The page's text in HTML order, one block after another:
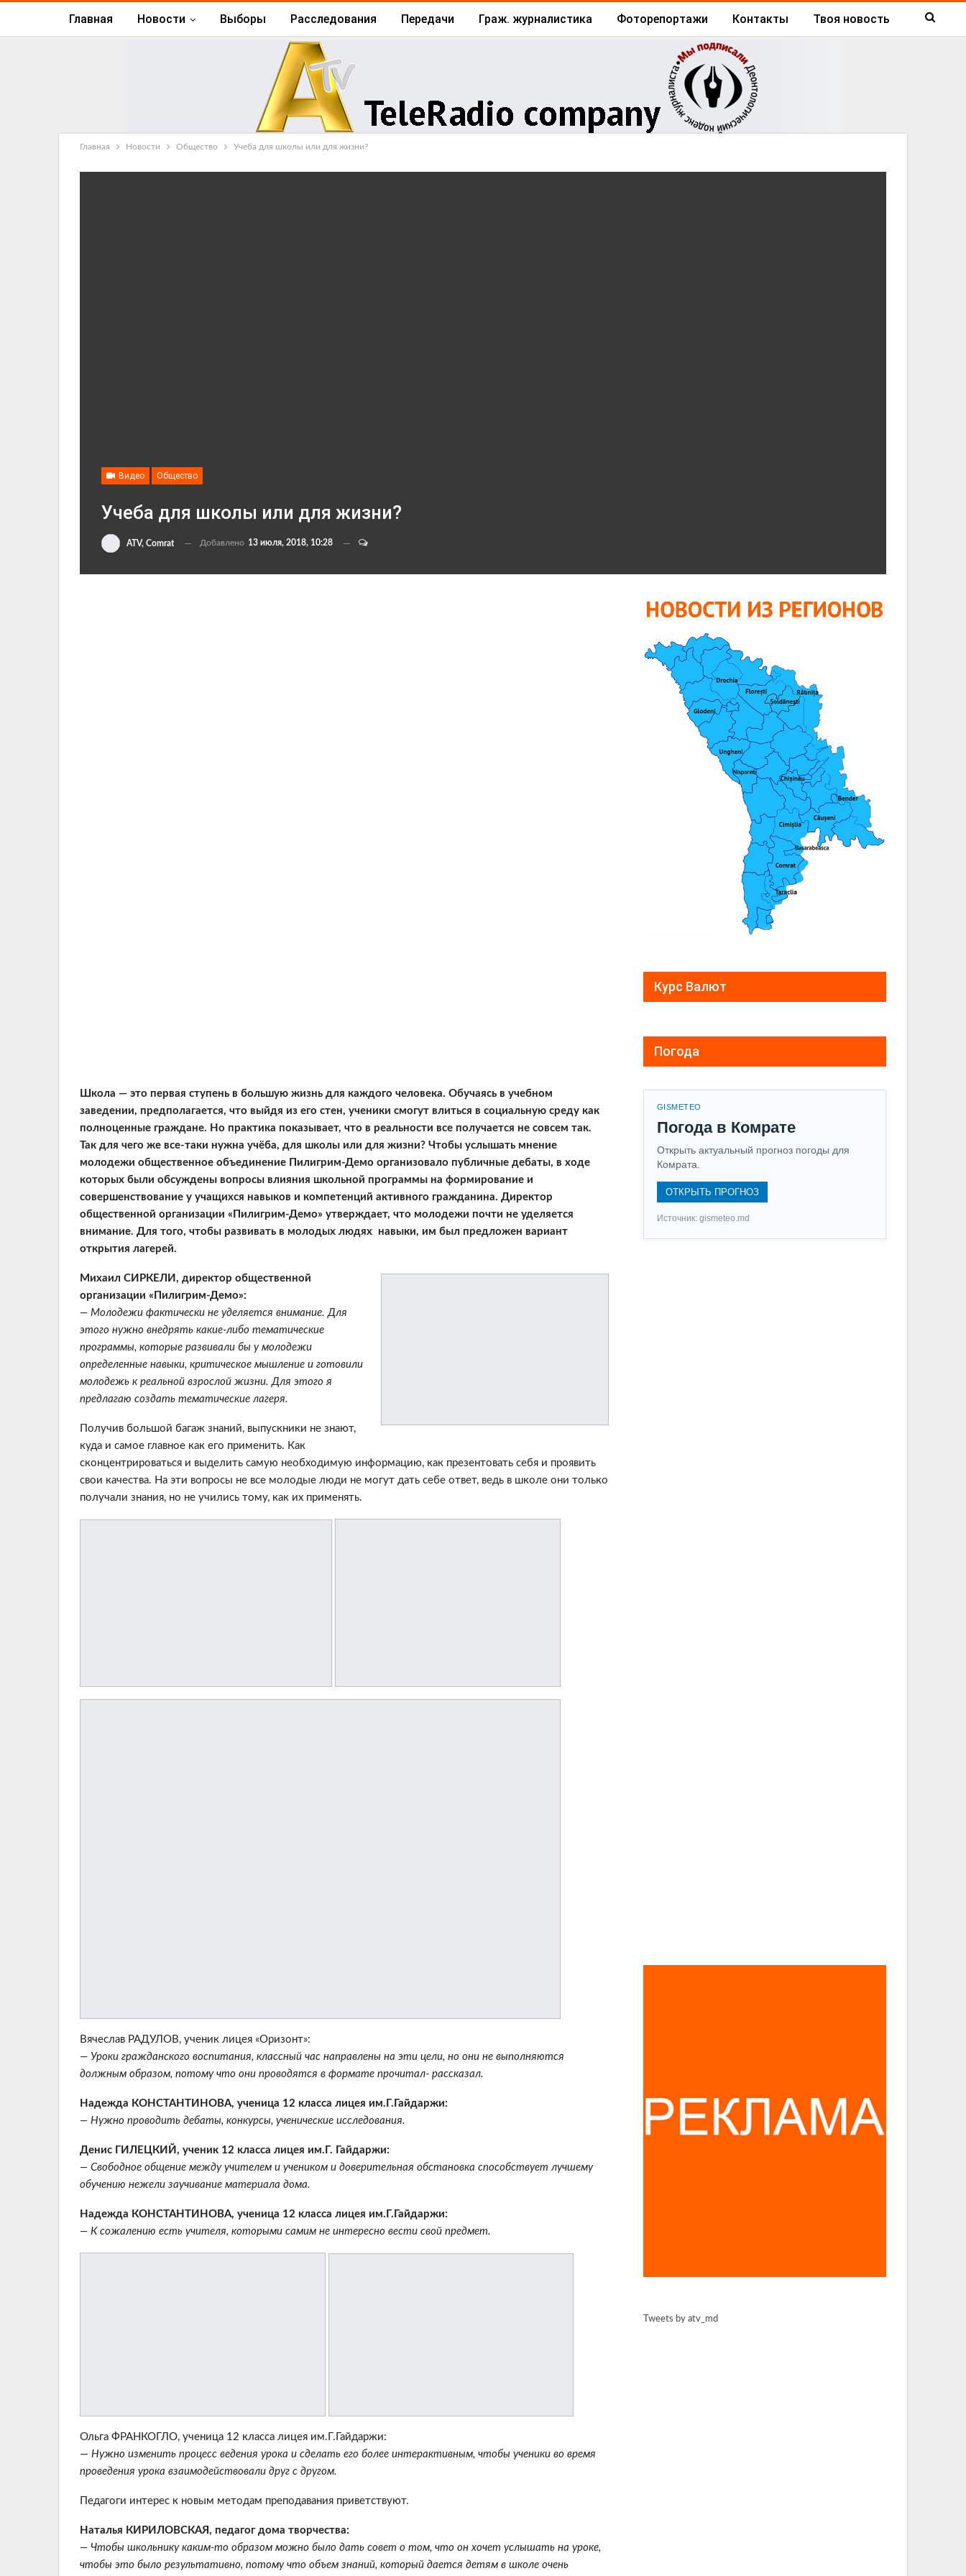
Главная Новости Выборы Расследования Передачи Граж. журналистика Фоторепортажи Контакты Твоя новость
Главная Новости Общество Учеба для школы или для жизни?
Видео Общество
Учеба для школы или для жизни?
ATV, Comrat Добавлено 13 июля, 2018, 10:28
Школа — это первая ступень в большую жизнь для каждого человека. Обучаясь в учебном
заведении, предполагается, что выйдя из его стен, ученики смогут влиться в социальную среду как
полноценные граждане. Но практика показывает, что в реальности все получается не совсем так.
Так для чего же все-таки нужна учёба, для школы или для жизни? Чтобы услышать мнение
молодежи общественное объединение Пилигрим-Демо организовало публичные дебаты, в ходе
которых были обсуждены вопросы влияния школьной программы на формирование и
совершенствование у учащихся навыков и компетенций активного гражданина. Директор
общественной организации «Пилигрим-Демо» утверждает, что молодежи почти не уделяется
внимание. Для того, чтобы развивать в молодых людях навыки, им был предложен вариант
открытия лагерей.
Михаил СИРКЕЛИ, директор общественной
организации «Пилигрим-Демо»:
— Молодежи фактически не уделяется внимание. Для
этого нужно внедрять какие-либо тематические
программы, которые развивали бы у молодежи
определенные навыки, критическое мышление и готовили
молодежь к реальной взрослой жизни. Для этого я
предлагаю создать тематические лагеря.
Получив большой багаж знаний, выпускники не знают,
куда и самое главное как его применить. Как
сконцентрироваться и выделить самую необходимую информацию, как презентовать себя и проявить
свои качества. На эти вопросы не все молодые люди не могут дать себе ответ, ведь в школе они только
получали знания, но не учились тому, как их применять.
Вячеслав РАДУЛОВ, ученик лицея «Оризонт»:
— Уроки гражданского воспитания, классный час направлены на эти цели, но они не выполняются
должным образом, потому что они проводятся в формате прочитал- рассказал.
Надежда КОНСТАНТИНОВА, ученица 12 класса лицея им.Г.Гайдаржи:
— Нужно проводить дебаты, конкурсы, ученические исследования.
Денис ГИЛЕЦКИЙ, ученик 12 класса лицея им.Г. Гайдаржи:
— Свободное общение между учителем и учеником и доверительная обстановка способствует лучшему
обучению нежели заучивание материала дома.
Надежда КОНСТАНТИНОВА, ученица 12 класса лицея им.Г.Гайдаржи:
— К сожалению есть учителя, которыми самим не интересно вести свой предмет.
Ольга ФРАНКОГЛО, ученица 12 класса лицея им.Г.Гайдаржи:
— Нужно изменить процесс ведения урока и сделать его более интерактивным, чтобы ученики во время
проведения урока взаимодействовали друг с другом.
Педагоги интерес к новым методам преподавания приветствуют.
Наталья КИРИЛОВСКАЯ, педагог дома творчества:
— Чтобы школьнику каким-то образом можно было дать совет о том, что он хочет услышать на уроке,
чтобы это было результативно, потому что объем знаний, который дается детям в школе очень
Курс Валют
Погода
GISMETEO
Погода в Комрате
Открыть актуальный прогноз погоды для
Комрата.
ОТКРЫТЬ ПРОГНОЗ
Источник: gismeteo.md
Tweets by atv_md